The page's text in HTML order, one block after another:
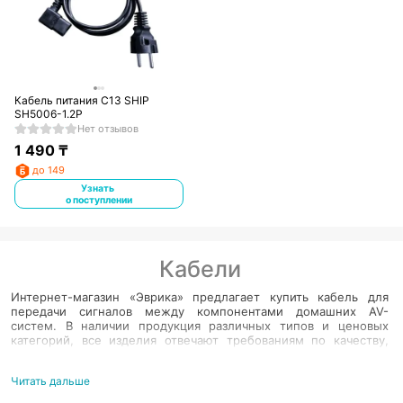
Кабель питания С13 SHIP
SH5006-1.2P
Нет отзывов
1 490₸
до 149
Узнать
о поступлении
Кабели
Интернет-магазин «Эврика» предлагает купить кабель для
передачи сигналов между компонентами домашних AV-
систем. В наличии продукция различных типов и ценовых
категорий, все изделия отвечают требованиям по качеству,
лишних затрат. Типы, параметры и длина кабеля – обзор
Читать дальше